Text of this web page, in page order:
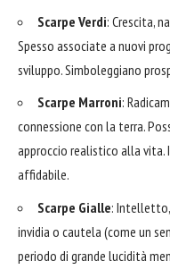
Scarpe Verdi: Crescita,
Spesso associate a nuovi
sviluppo. Simboleggiano
Scarpe Marroni:
connessione con la terra.
approccio realistico alla
affidabile.
Scarpe Gialle:
invidia o cautela (come un
periodo di grande lucidità